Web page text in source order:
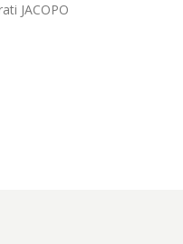
JACOPO